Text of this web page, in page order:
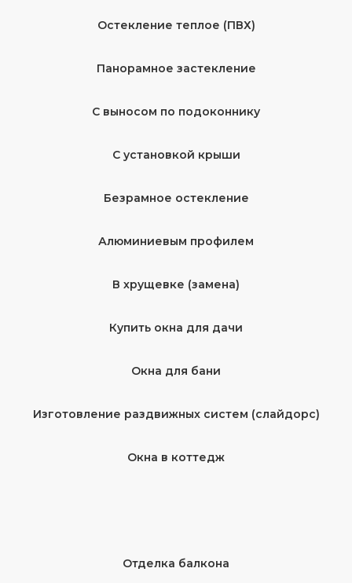
Остекление теплое (ПВХ)
Панорамное застекление
С выносом по подоконнику
С установкой крыши
Безрамное остекление
Алюминиевым профилем
В хрущевке (замена)
Купить окна для дачи
Окна для бани
Изготовление раздвижных систем (слайдорс)
Окна в коттедж
Отделка балкона